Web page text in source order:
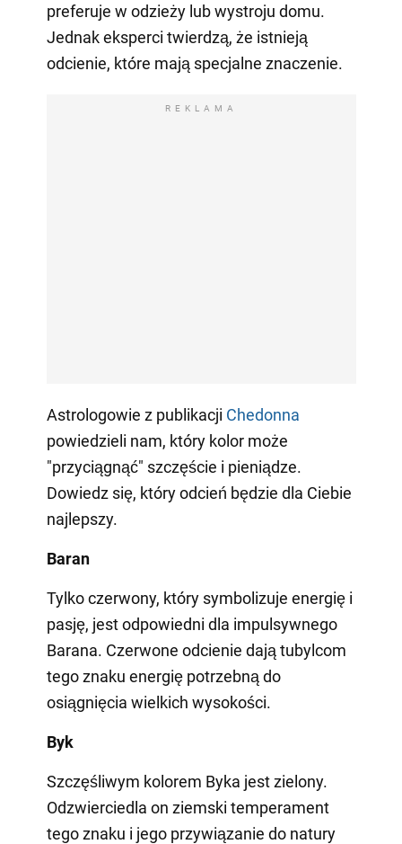
preferuje w odzieży lub wystroju domu.
Jednak eksperci twierdzą, że istnieją
odcienie, które mają specjalne znaczenie.
REKLAMA
Astrologowie z publikacji Сhedonna
powiedzieli nam, który kolor może
"przyciągnąć" szczęście i pieniądze.
Dowiedz się, który odcień będzie dla Ciebie
najlepszy.
Baran
Tylko czerwony, który symbolizuje energię i
pasję, jest odpowiedni dla impulsywnego
Barana. Czerwone odcienie dają tubylcom
tego znaku energię potrzebną do
osiągnięcia wielkich wysokości.
Byk
Szczęśliwym kolorem Byka jest zielony.
Odzwierciedla on ziemski temperament
tego znaku i jego przywiązanie do natury